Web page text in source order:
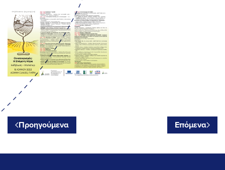
Προηγούμενα Επόμενα